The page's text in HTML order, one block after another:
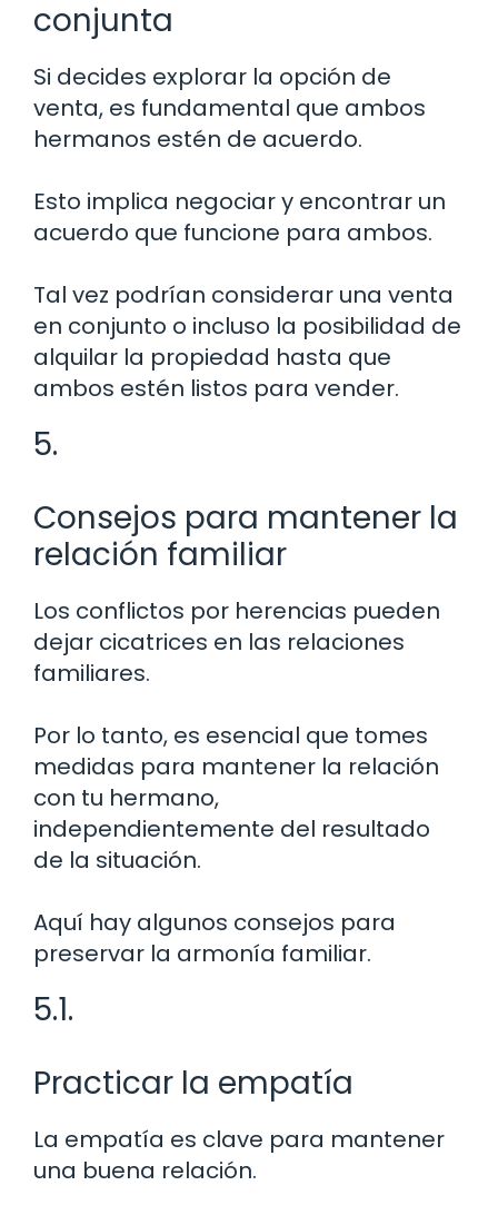
conjunta
Si decides explorar la opción de
venta, es fundamental que ambos
hermanos estén de acuerdo.
Esto implica negociar y encontrar un
acuerdo que funcione para ambos.
Tal vez podrían considerar una venta
en conjunto o incluso la posibilidad de
alquilar la propiedad hasta que
ambos estén listos para vender.
5.
Consejos para mantener la
relación familiar
Los conflictos por herencias pueden
dejar cicatrices en las relaciones
familiares.
Por lo tanto, es esencial que tomes
medidas para mantener la relación
con tu hermano,
independientemente del resultado
de la situación.
Aquí hay algunos consejos para
preservar la armonía familiar.
5.1.
Practicar la empatía
La empatía es clave para mantener
una buena relación.